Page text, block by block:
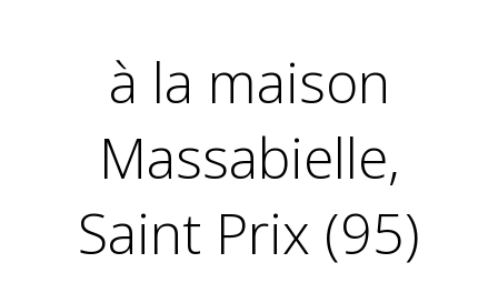
à la maison
Massabielle,
Saint Prix (95)